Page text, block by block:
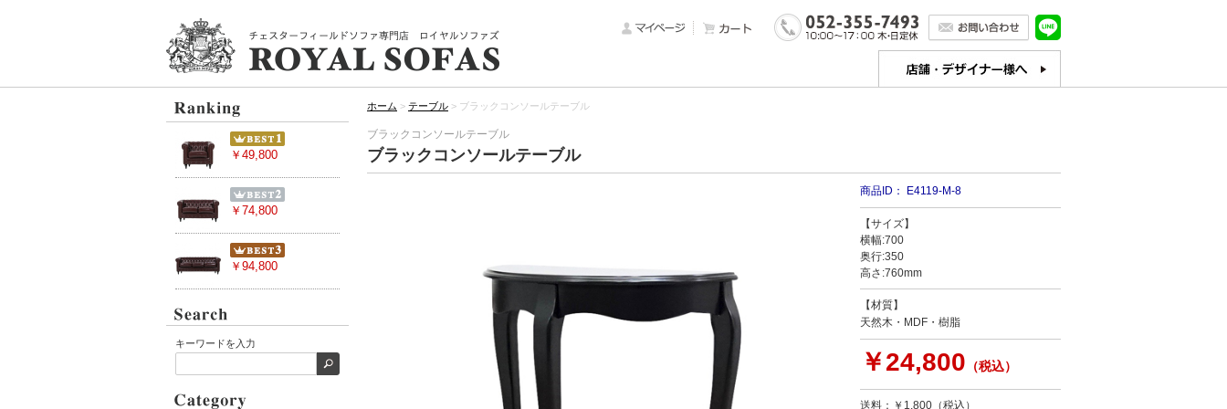
￥49,800
￥74,800
￥94,800
キーワードを入力
ホーム > テーブル > ブラックコンソールテーブル
ブラックコンソールテーブル
ブラックコンソールテーブル
商品ID： E4119-M-8
【サイズ】
横幅:700
奥行:350
高さ:760mm
【材質】
天然木・MDF・樹脂
￥24,800 （税込）
送料：￥1,800（税込）